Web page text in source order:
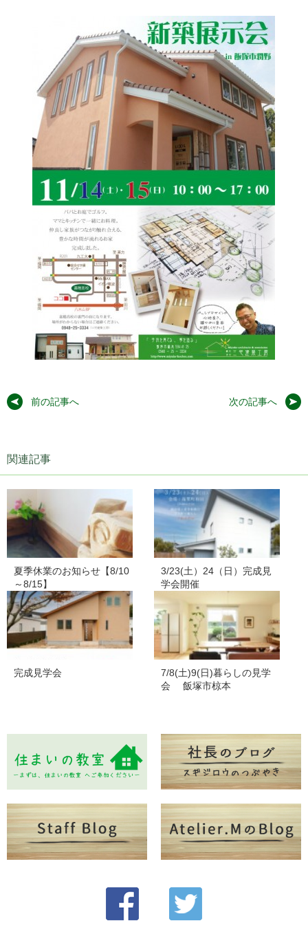
前の記事へ 次の記事へ
関連記事
夏季休業のお知らせ【8/10
～8/15】
3/23(土）24（日）完成見
学会開催
完成見学会
7/8(土)9(日)暮らしの見学
会 飯塚市椋本